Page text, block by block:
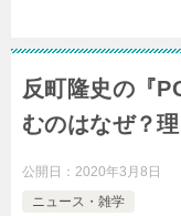
反町隆史の『
むのはなぜ？
公開日： 2020年3月8日
ニュース・雑学